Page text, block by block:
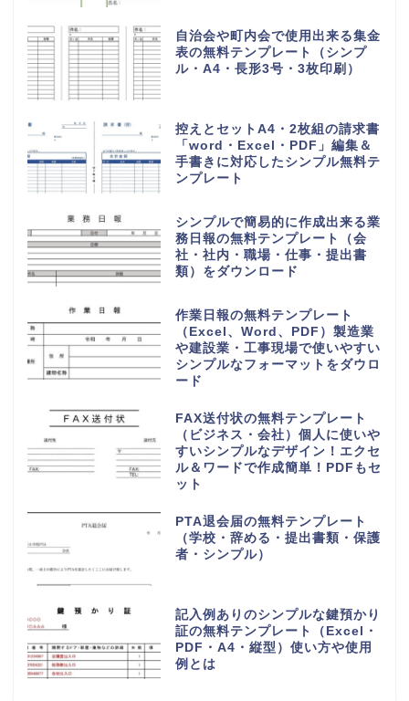
自治会や町内会で使用出来る集金
表の無料テンプレート（シンプ
ル・A4・長形3号・3枚印刷）
控えとセットA4・2枚組の請求書
「word・Excel・PDF」編集＆
手書きに対応したシンプル無料テ
ンプレート
シンプルで簡易的に作成出来る業
務日報の無料テンプレート（会
社・社内・職場・仕事・提出書
類）をダウンロード
作業日報の無料テンプレート
（Excel、Word、PDF）製造業
や建設業・工事現場で使いやすい
シンプルなフォーマットをダウロ
ード
FAX送付状の無料テンプレート
（ビジネス・会社）個人に使いや
すいシンプルなデザイン！エクセ
ル＆ワードで作成簡単！PDFもセ
ット
PTA退会届の無料テンプレート
（学校・辞める・提出書類・保護
者・シンプル）
記入例ありのシンプルな鍵預かり
証の無料テンプレート（Excel・
PDF・A4・縦型）使い方や使用
例とは